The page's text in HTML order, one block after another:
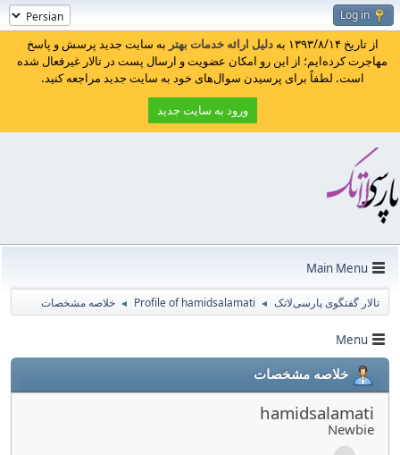
Log in
از تاریخ ۱۳۹۳/۸/۱۴ به دلیل ارائه خدمات بهتر به سایت جدید پرسش و پاسخ
مهاجرت کرده‌ایم؛ از این رو امکان عضویت و ارسال پست در تالار غیرفعال شده
است. لطفاً برای پرسیدن سوال‌های خود به سایت جدید مراجعه کنید.
ورود به سایت جدید
Main Menu
تالار گفتگوی پارسی‌لاتک ◄
Profile of hamidsalamati
◄ خلاصه مشخصات
Menu
خلاصه مشخصات
hamidsalamati
Newbie